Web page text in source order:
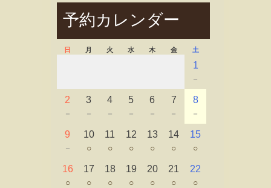
予約カレンダー
日 月 火 水 木 金 土
1
－
2
－
3
－
4
－
5
－
6
－
7
－
8
－
9
－
10
○
11
○
12
○
13
○
14
○
15
○
16
○
17
○
18
○
19
○
20
○
21
○
22
○